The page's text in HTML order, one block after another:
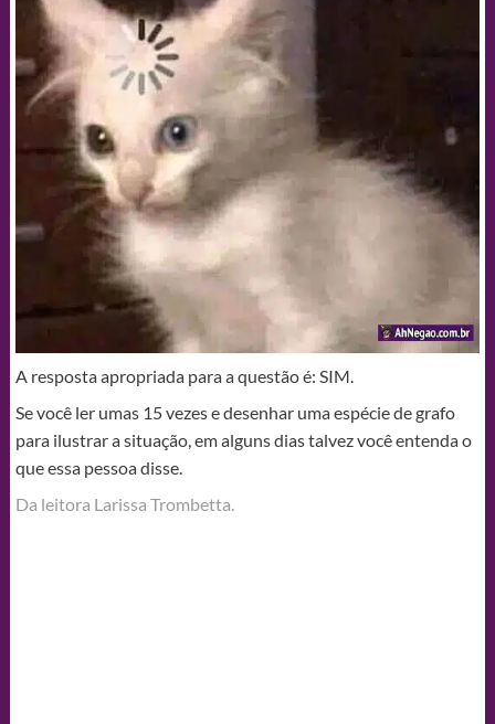
A resposta apropriada para a questão é: SIM.
Se você ler umas 15 vezes e desenhar uma espécie de grafo
para ilustrar a situação, em alguns dias talvez você entenda o
que essa pessoa disse.
Da leitora Larissa Trombetta.